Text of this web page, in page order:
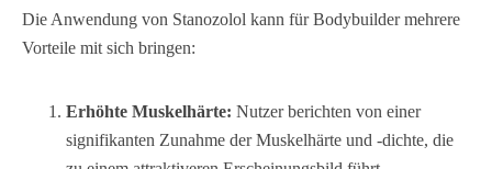
Die Anwendung von Stanozolol kann für Bodybuilder mehrere
Vorteile mit sich bringen:
Erhöhte Muskelhärte: Nutzer berichten von einer
signifikanten Zunahme der Muskelhärte und -dichte, die